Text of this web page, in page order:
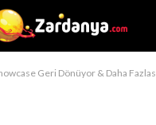
Geri Dönüyor & Daha Fazlası | Bu